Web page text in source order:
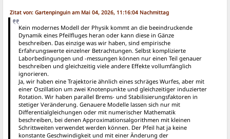
Zitat von: Gartenpinguin am Mai 04, 2026, 11:16:04 Nachmittag
Kein modernes Modell der Physik kommt an die beeindruckende
Dynamik eines Pfeilfluges heran oder kann diese in Gänze
beschreiben. Das einzige was wir haben, sind empirische
Erfahrungswerte einzelner Betrachtungen. Selbst komplizierte
Laborbedingungen und -messungen können nur einen Teil genauer
beschreiben und gleichzeitig viele andere Effekte vollumfänglich
ignorieren.
Ja, wir haben eine Trajektorie ähnlich eines schräges Wurfes, aber mit
einer Oszillation um zwei Knotenpunkte und gleichzeitiger induzierter
Rotation. Wir haben parallel Brems- und Stabilisierungsfaktoren in
stetiger Veränderung. Genauere Modelle lassen sich nur mit
Differentialgleichungen oder mit numerischer Mathematik
beschreiben, bei denen Approximationsalgorithmen mit kleinen
Schrittweiten verwendet werden können. Der Pfeil hat ja keine
konstante Geschwindigkeit und mit einer Änderung der